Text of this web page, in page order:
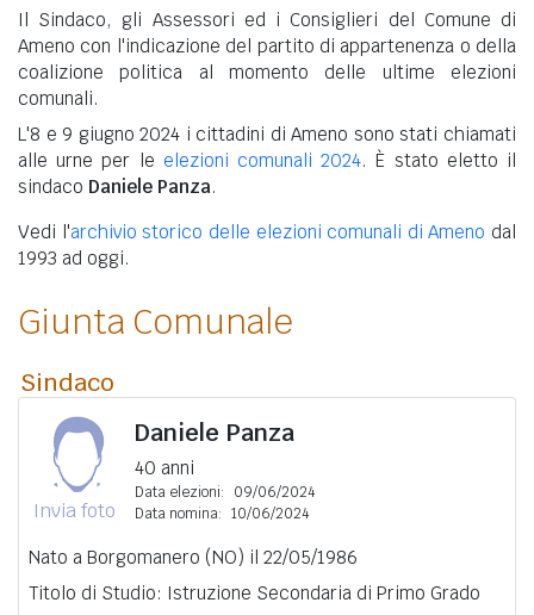
Il Sindaco, gli Assessori ed i Consiglieri del Comune di
Ameno con l'indicazione del partito di appartenenza o della
coalizione politica al momento delle ultime elezioni
comunali.
L'8 e 9 giugno 2024 i cittadini di Ameno sono stati chiamati
alle urne per le elezioni comunali 2024. È stato eletto il
sindaco Daniele Panza.
Vedi l'archivio storico delle elezioni comunali di Ameno dal
1993 ad oggi.
Giunta Comunale
Sindaco
Invia foto
Daniele Panza
40 anni
Data elezioni:
09/06/2024
Data nomina: 10/06/2024
Nato a Borgomanero (NO) il 22/05/1986
Titolo di Studio: Istruzione Secondaria di Primo Grado